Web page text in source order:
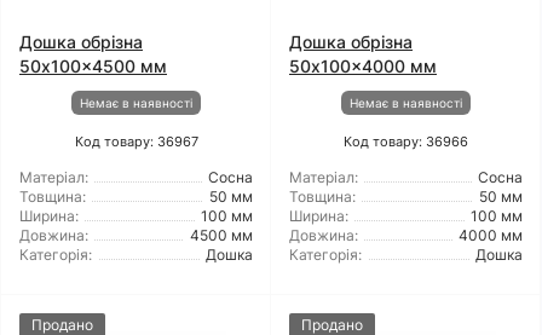
Дошка обрізна
50x100x4500 мм
Немає в наявності
Код товару: 36967
Матеріал:
Сосна
Товщина:
50 мм
Ширина:
100 мм
Довжина:
4500 мм
Категорія:
Дошка
Дошка обрізна
50x100x4000 мм
Немає в наявності
Код товару: 36966
Матеріал:
Сосна
Товщина:
50 мм
Ширина:
100 мм
Довжина:
4000 мм
Категорія:
Дошка
Продано Продано